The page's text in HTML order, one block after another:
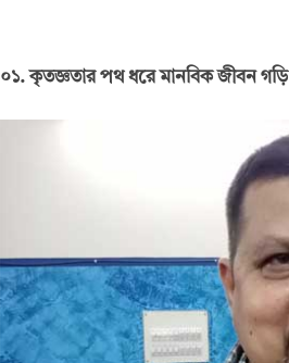
০১. কৃতজ্ঞতার পথ ধরে মানবিক জীবন গড়ি